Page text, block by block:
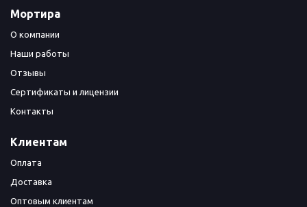
Мортира
О компании
Наши работы
Отзывы
Сертификаты и лицензии
Контакты
Клиентам
Оплата
Доставка
Оптовым клиентам